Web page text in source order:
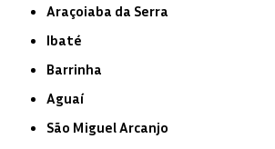
Araçoiaba da Serra
Ibaté
Barrinha
Aguaí
São Miguel Arcanjo